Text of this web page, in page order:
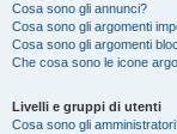
Cosa sono gli annunci?
Cosa sono gli argomenti
Cosa sono gli argomenti
Che cosa sono le icone
Livelli e gruppi di utenti
Cosa sono gli